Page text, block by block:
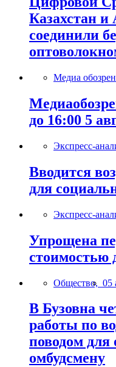
Казахстан и
соединили
Медиа
до 16:00 5
Экспресс-
Вводится
для
Экспресс-
Упрощена
стоимостью
Общество, 05
В Бузовна
работы по
поводом
омбудсмену